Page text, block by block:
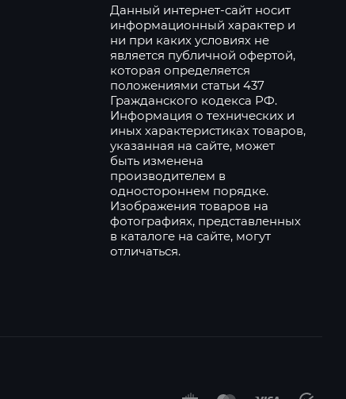
Данный интернет-сайт носит
информационный характер и
ни при каких условиях не
является публичной офертой,
которая определяется
положениями статьи 437
Гражданского кодекса РФ.
Информация о технических и
иных характеристиках товаров,
указанная на сайте, может
быть изменена
производителем в
одностороннем порядке.
Изображения товаров на
фотографиях, представленных
в каталоге на сайте, могут
отличаться.